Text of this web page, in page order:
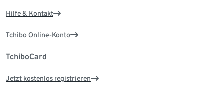
Hilfe & Kontakt
Tchibo Online-Konto
TchiboCard
Jetzt kostenlos registrieren